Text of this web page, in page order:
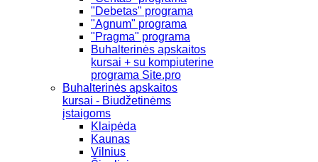
"Debetas" programa
"Agnum" programa
"Pragma" programa
Buhalterinės apskaitos
kursai + su kompiuterine
programa Site.pro
Buhalterinės apskaitos
kursai - Biudžetinėms
įstaigoms
Klaipėda
Kaunas
Vilnius